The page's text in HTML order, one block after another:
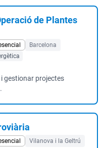
de Plantes
Barcelona
gestionar projectes
Vilanova i la Geltrú